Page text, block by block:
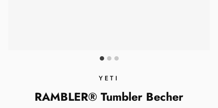
YETI
RAMBLER® Tumbler Becher